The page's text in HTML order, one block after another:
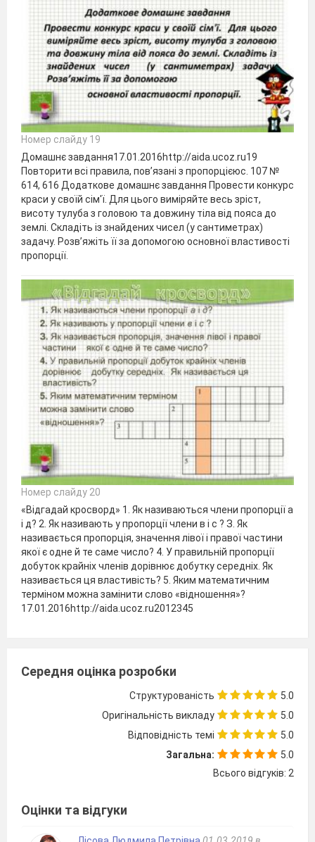
Номер слайду 19
Домашнє завдання17.01.2016http://aida.ucoz.ru19
Повторити всі правила, пов’язані з пропорцієюс. 107 №
614, 616 Додаткове домашнє завдання Провести конкурс
краси у своїй сім'ї. Для цього виміряйте весь зріст,
висоту тулуба з головою та довжину тіла від пояса до
землі. Складіть із знайдених чисел (у сантиметрах)
задачу. Розв’яжіть її за допомогою основної властивості
пропорції.
Номер слайду 20
«Відгадай кросворд» 1. Як називаються члени пропорції а
і д? 2. Як називають у пропорції члени в і с ? З. Як
називається пропорція, значення лівої і правої частини
якої є одне й те саме число? 4. У правильній пропорції
добуток крайніх членів дорівнює добутку середніх. Як
називається ця властивість? 5. Яким математичним
терміном можна замінити слово «відношення»?
17.01.2016http://aida.ucoz.ru2012345
Середня оцінка розробки
Структурованість
5.0
Оригінальність викладу
5.0
Відповідність темі
5.0
Загальна:
5.0
Всього відгуків: 2
Оцінки та відгуки